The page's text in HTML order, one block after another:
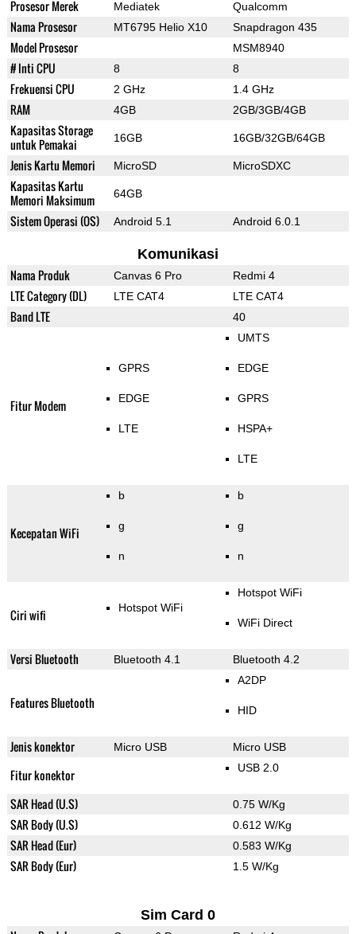
Prosesor Merek Mediatek Qualcomm
Nama Prosesor MT6795 Helio X10 Snapdragon 435
Model Prosesor MSM8940
# Inti CPU 8 8
Frekuensi CPU 2 GHz 1.4 GHz
RAM 4GB 2GB/3GB/4GB
Kapasitas Storage
untuk Pemakai
16GB 16GB/32GB/64GB
Jenis Kartu Memori MicroSD MicroSDXC
Kapasitas Kartu
Memori Maksimum
64GB
Sistem Operasi (OS) Android 5.1 Android 6.0.1
Komunikasi
Nama Produk Canvas 6 Pro Redmi 4
LTE Category (DL) LTE CAT4 LTE CAT4
Band LTE 40
Fitur Modem
GPRS
EDGE
LTE
UMTS
EDGE
GPRS
HSPA+
LTE
Kecepatan WiFi
b
g
n
b
g
n
Ciri wifi Hotspot WiFi
Hotspot WiFi
WiFi Direct
Versi Bluetooth Bluetooth 4.1 Bluetooth 4.2
Features Bluetooth
A2DP
HID
Jenis konektor Micro USB Micro USB
Fitur konektor USB 2.0
SAR Head (U.S) 0.75 W/Kg
SAR Body (U.S) 0.612 W/Kg
SAR Head (Eur) 0.583 W/Kg
SAR Body (Eur) 1.5 W/Kg
Sim Card 0